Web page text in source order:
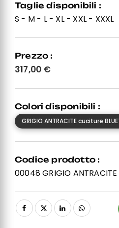
Taglie disponibili :
S - M - L - XL - XXL - XXXL
Prezzo :
317,00 €
Colori disponibili :
GRIGIO ANTRACITE cuciture
Codice prodotto :
00048 GRIGIO